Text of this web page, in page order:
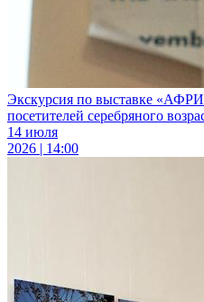
Экскурсия по выставке
посетителей серебряного
14 июля
2026 | 14:00